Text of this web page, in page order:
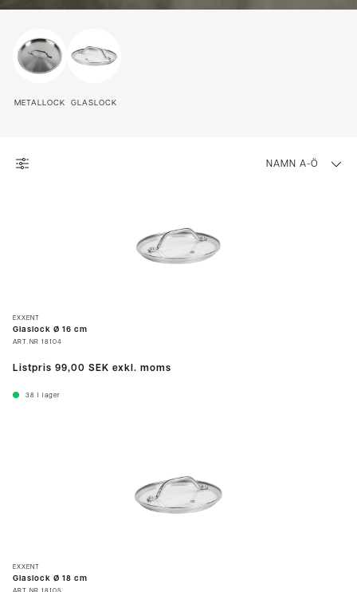
METALLOCK GLASLOCK
NAMN A-Ö
EXXENT
Glaslock Ø 16 cm
ART.NR 18104
Listpris 99,00 SEK exkl. moms
38 I lager
EXXENT
Glaslock Ø 18 cm